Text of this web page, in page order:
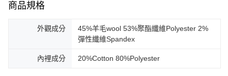
商品規格
外觀成分
45%羊毛wool 53%聚酯纖維Polyester 2%
彈性纖維Spandex
內裡成分 20%Cotton 80%Polyester